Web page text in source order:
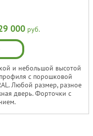
000руб.
и небольшой высотой
с порошковой
Любой размер, разное
дверь. Форточки с